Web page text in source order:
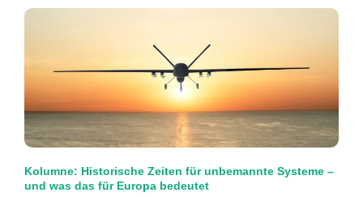
Kolumne: Historische Zeiten für unbemannte Systeme –
und was das für Europa bedeutet